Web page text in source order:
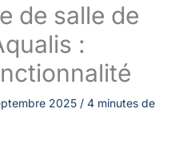
de salle de
:
2025 / 4 minutes de